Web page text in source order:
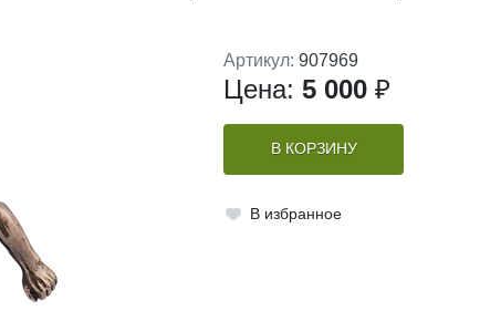
Артикул: 907969
Цена: 5 000 ₽
В КОРЗИНУ
В избранное